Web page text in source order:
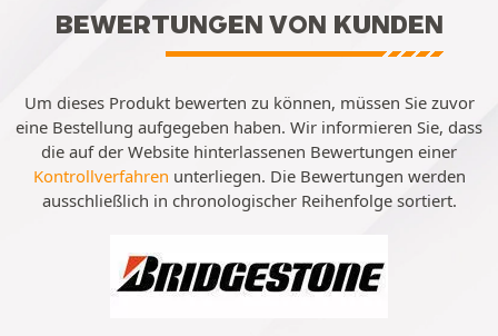
BEWERTUNGEN VON KUNDEN
Um dieses Produkt bewerten zu können, müssen Sie zuvor
eine Bestellung aufgegeben haben. Wir informieren Sie, dass
die auf der Website hinterlassenen Bewertungen einer
Kontrollverfahren unterliegen. Die Bewertungen werden
ausschließlich in chronologischer Reihenfolge sortiert.